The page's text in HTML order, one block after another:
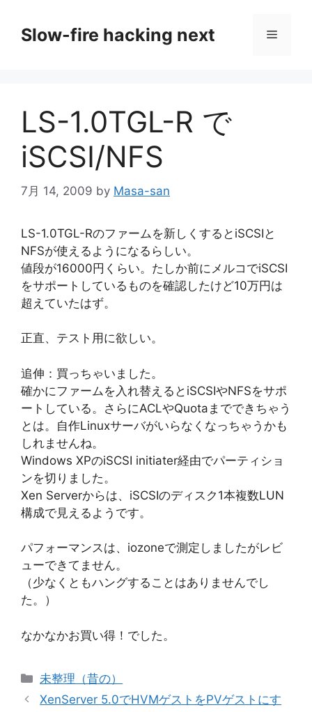
Slow-fire hacking next メ
LS-1.0TGL-R で
iSCSI/NFS
7月 14, 2009 by Masa-san
LS-1.0TGL-Rのファームを新しくするとiSCSIと
NFSが使えるようになるらしい。
値段が16000円くらい。たしか前にメルコでiSCSI
をサポートしているものを確認したけど10万円は
超えていたはず。
正直、テスト用に欲しい。
追伸：買っちゃいました。
確かにファームを入れ替えるとiSCSIやNFSをサポ
ートしている。さらにACLやQuotaまでできちゃう
とは。自作Linuxサーバがいらなくなっちゃうかも
しれませんね。
Windows XPのiSCSI initiater経由でパーティショ
ンを切りました。
Xen Serverからは、iSCSIのディスク1本複数LUN
構成で見えるようです。
パフォーマンスは、iozoneで測定しましたがレビ
ューできてません。
（少なくともハングすることはありませんでし
た。）
なかなかお買い得！でした。
カ
テ
未整理（昔の）
XenServer 5.0でHVMゲストをPVゲストにす